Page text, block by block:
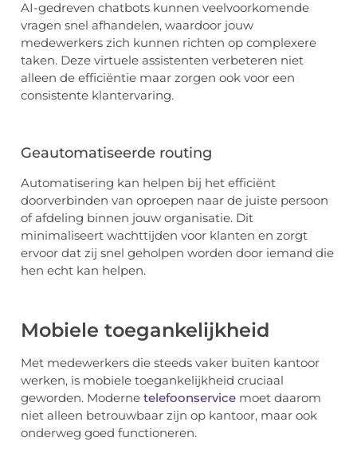
AI-gedreven chatbots kunnen veelvoorkomende
vragen snel afhandelen, waardoor jouw
medewerkers zich kunnen richten op complexere
taken. Deze virtuele assistenten verbeteren niet
alleen de efficiëntie maar zorgen ook voor een
consistente klantervaring.
Geautomatiseerde routing
Automatisering kan helpen bij het efficiënt
doorverbinden van oproepen naar de juiste persoon
of afdeling binnen jouw organisatie. Dit
minimaliseert wachttijden voor klanten en zorgt
ervoor dat zij snel geholpen worden door iemand die
hen echt kan helpen.
Mobiele toegankelijkheid
Met medewerkers die steeds vaker buiten kantoor
werken, is mobiele toegankelijkheid cruciaal
geworden. Moderne telefoonservice moet daarom
niet alleen betrouwbaar zijn op kantoor, maar ook
onderweg goed functioneren.